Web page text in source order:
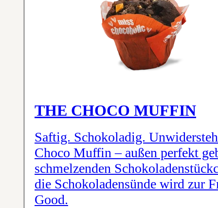
THE CHOCO MUFFIN
Saftig. Schokoladig.
Choco Muffin – außen perfekt
schmelzenden
die Schokoladensünde wird zur
Good.